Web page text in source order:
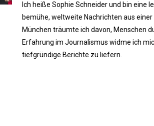
Ich heiße Sophie Schneider und bin eine
bemühe, weltweite Nachrichten aus
München träumte ich davon, Menschen
Erfahrung im Journalismus widme ich
tiefgründige Berichte zu liefern.